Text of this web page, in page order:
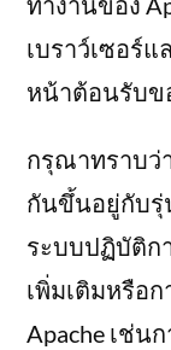
เบราว์เซอร์แ
หน้าต้อนรับข
กรุณาทราบว่
กันขึ้นอยู่กับรุ่
ระบบปฏิบัติก
เพิ่มเติมหรือ
Apache เช่น